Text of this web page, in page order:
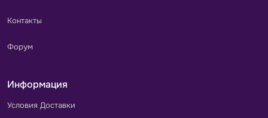
Контакты
Форум
Информация
Условия Доставки